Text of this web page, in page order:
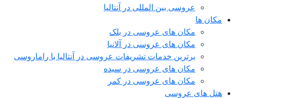
عروسی بین المللی در آنتالیا
مکان ها
مکان های عروسی در بلک
مکان های عروسی در آلانیا
برترین خدمات تشریفات عروسی در آنتالیا با راماروسی
مکان های عروسی در سیده
مکان های عروسی در کمر
هتل های عروسی